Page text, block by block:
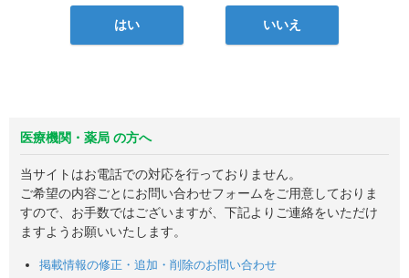
はい いいえ
医療機関・薬局 の方へ
当サイトはお電話での対応を行っておりません。
ご希望の内容ごとにお問い合わせフォームをご用意しておりま
すので、お手数ではございますが、下記よりご連絡をいただけ
ますようお願いいたします。
掲載情報の修正・追加・削除のお問い合わせ